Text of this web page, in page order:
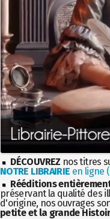
DÉCOUVREZ nos titres
NOTRE LIBRAIRIE en ligne
Rééditions
préservant la qualité des
d'origine, nos ouvrages
petite et la grande